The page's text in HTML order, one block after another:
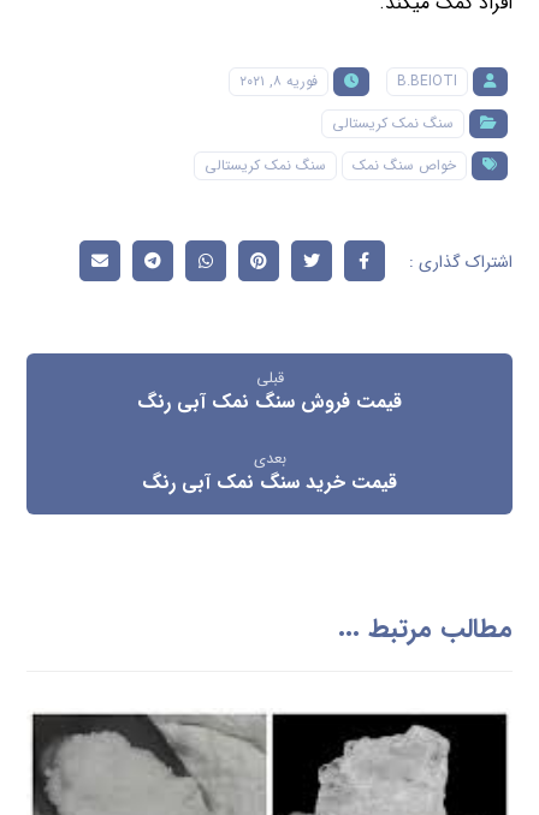
B.BEIOTI
فوریه ۸, ۲۰۲۱
سنگ نمک کریستالی
خواص سنگ نمک
سنگ نمک کریستالی
قبلی
قیمت فروش سنگ نمک آبی رنگ
بعدی
قیمت خرید سنگ نمک آبی رنگ
مطالب مرتبط ...